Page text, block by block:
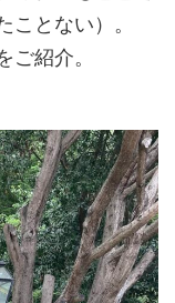
とない）。
ご紹介。